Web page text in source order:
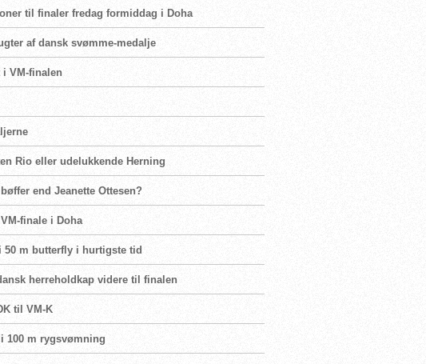
til finaler fredag formiddag i Doha
af dansk svømme-medalje
i VM-finalen
Rio eller udelukkende Herning
end Jeanette Ottesen?
finale i Doha
50 m butterfly i hurtigste tid
herreholdkap videre til finalen
til VM-K
100 m rygsvømning